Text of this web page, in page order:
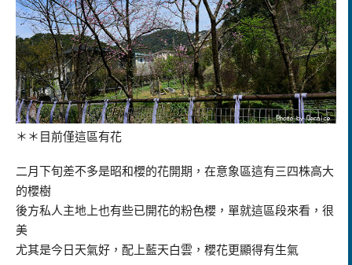
＊＊目前僅這區有花
二月下旬差不多是昭和櫻的花開期，在意象區這有三四株高大
的櫻樹
後方私人主地上也有些已開花的粉色櫻，單就這區段來看，很
美
尤其是今日天氣好，配上藍天白雲，櫻花更顯得有生氣